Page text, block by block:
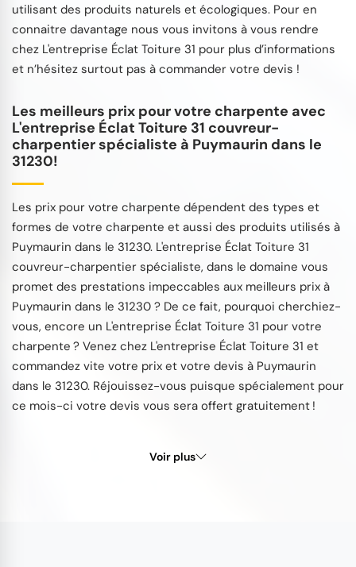
utilisant des produits naturels et écologiques. Pour en
connaitre davantage nous vous invitons à vous rendre
chez L'entreprise Éclat Toiture 31 pour plus d’informations
et n’hésitez surtout pas à commander votre devis !
Les meilleurs prix pour votre charpente avec
L'entreprise Éclat Toiture 31 couvreur-
charpentier spécialiste à Puymaurin dans le
31230!
Les prix pour votre charpente dépendent des types et
formes de votre charpente et aussi des produits utilisés à
Puymaurin dans le 31230. L'entreprise Éclat Toiture 31
couvreur-charpentier spécialiste, dans le domaine vous
promet des prestations impeccables aux meilleurs prix à
Puymaurin dans le 31230 ? De ce fait, pourquoi cherchiez-
vous, encore un L'entreprise Éclat Toiture 31 pour votre
charpente ? Venez chez L'entreprise Éclat Toiture 31 et
commandez vite votre prix et votre devis à Puymaurin
dans le 31230. Réjouissez-vous puisque spécialement pour
ce mois-ci votre devis vous sera offert gratuitement !
Voir plus